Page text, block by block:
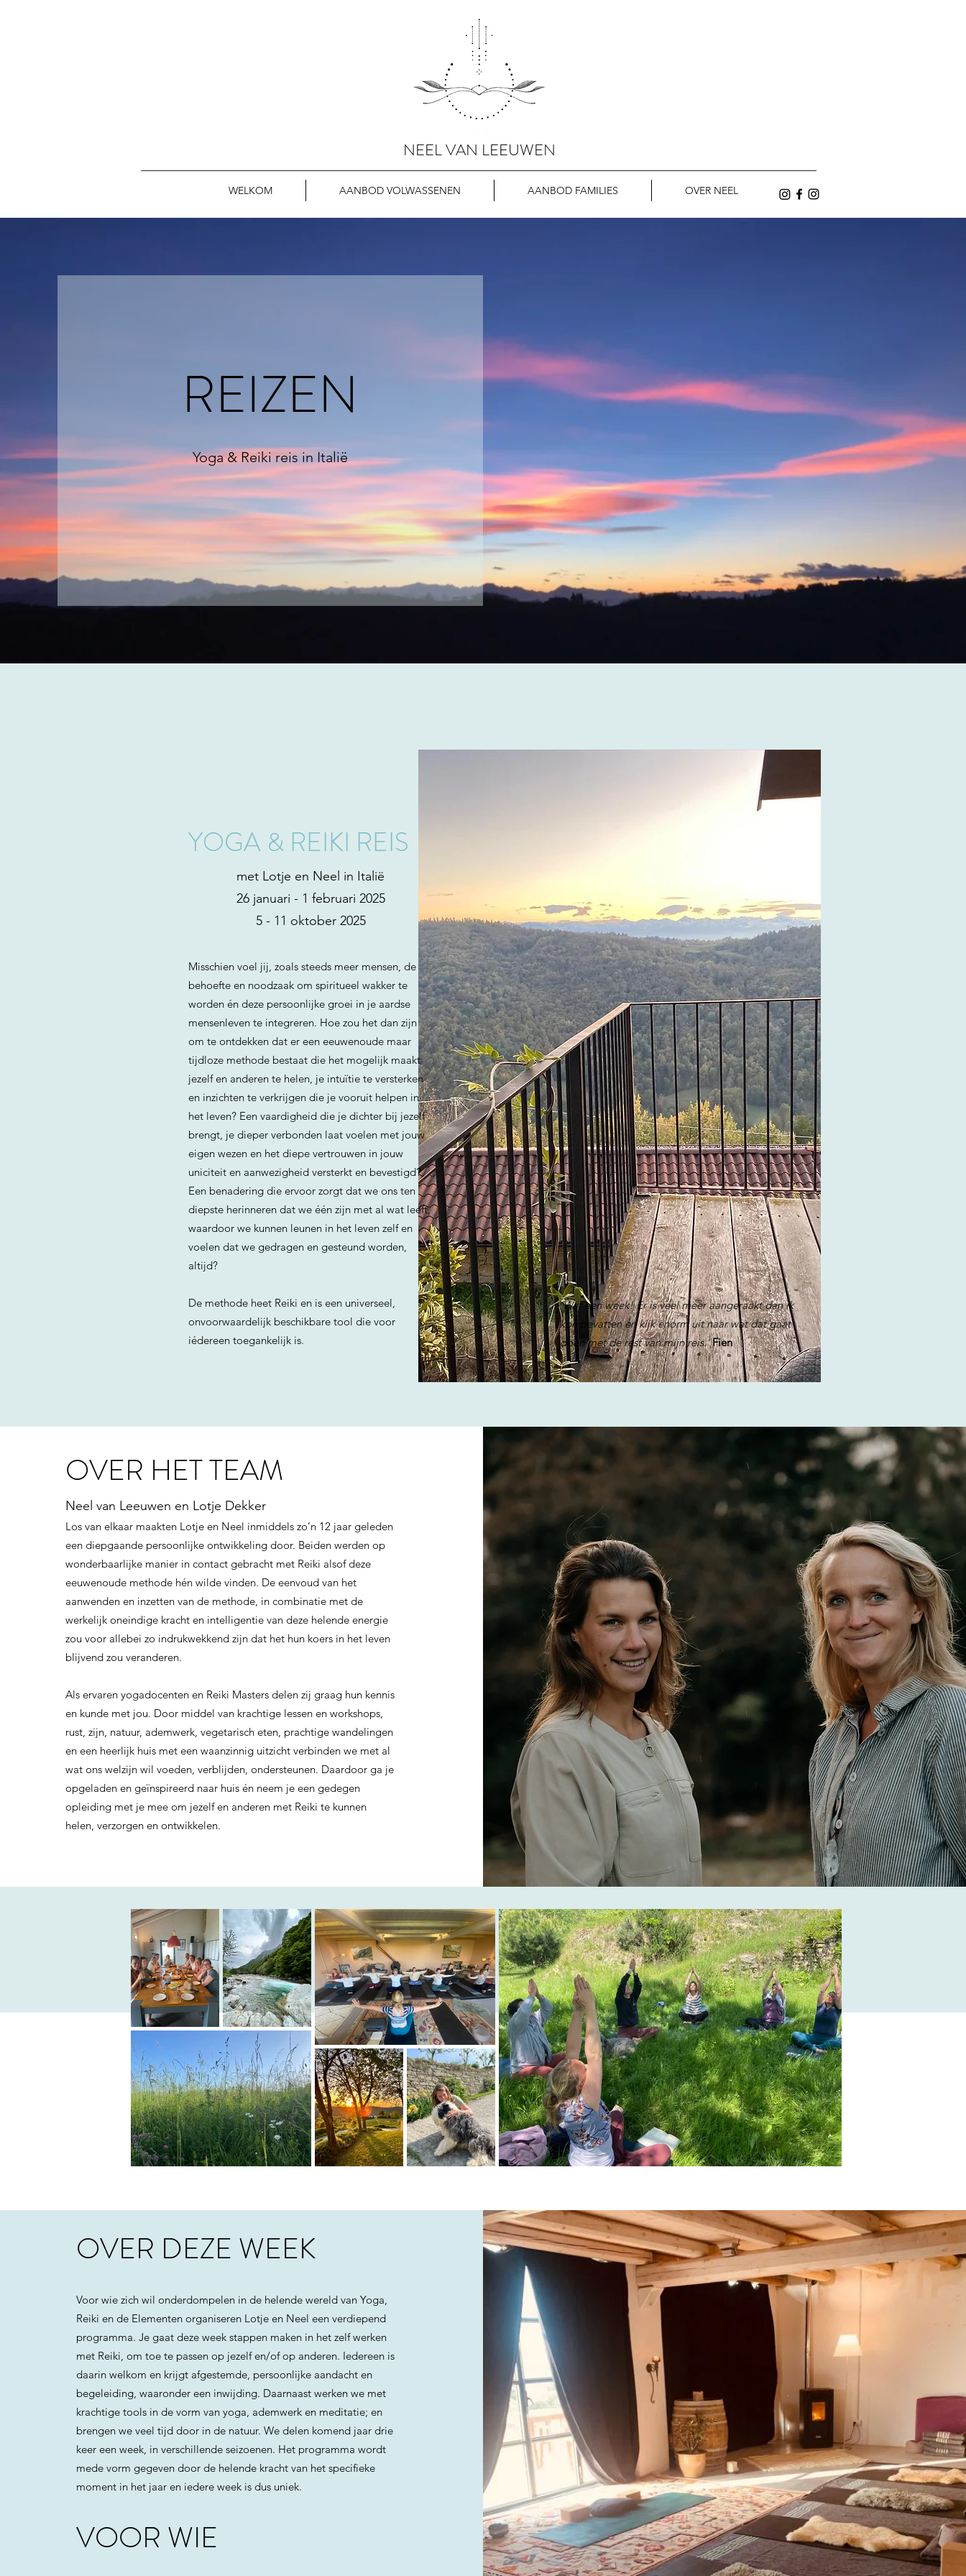
NEEL VAN LEEUWEN
WELKOM AANBOD VOLWASSENEN AANBOD FAMILIES OVER NEEL
REIZEN
Yoga & Reiki reis in Italië
YOGA & REIKI REIS
met Lotje en Neel in Italië
26 januari - 1 februari 2025
5 - 11 oktober 2025
Misschien voel jij, zoals steeds meer mensen, de
behoefte en noodzaak om spiritueel wakker te
worden én deze persoonlijke groei in je aardse
mensenleven te integreren. Hoe zou het dan zijn
om te ontdekken dat er een eeuwenoude maar
tijdloze methode bestaat die het mogelijk maakt
jezelf en anderen te helen, je intuïtie te versterken
en inzichten te verkrijgen die je vooruit helpen in
het leven? Een vaardigheid die je dichter bij jezelf
brengt, je dieper verbonden laat voelen met jouw
eigen wezen en het diepe vertrouwen in jouw
uniciteit en aanwezigheid versterkt en bevestigd?
Een benadering die ervoor zorgt dat we ons ten
diepste herinneren dat we één zijn met al wat leeft,
waardoor we kunnen leunen in het leven zelf en
voelen dat we gedragen en gesteund worden,
altijd?
De methode heet Reiki en is een universeel,
onvoorwaardelijk beschikbare tool die voor
iédereen toegankelijk is.
'Wat een week! Er is veel meer aangeraakt dan ik
kon bevatten en kijk enorm uit naar wat dat gaat
doen met de rest van mijn reis.'Fien
OVER HET TEAM
Neel van Leeuwen en Lotje Dekker
Los van elkaar maakten Lotje en Neel inmiddels zo’n 12 jaar geleden
een diepgaande persoonlijke ontwikkeling door. Beiden werden op
wonderbaarlijke manier in contact gebracht met Reiki alsof deze
eeuwenoude methode hén wilde vinden. De eenvoud van het
aanwenden en inzetten van de methode, in combinatie met de
werkelijk oneindige kracht en intelligentie van deze helende energie
zou voor allebei zo indrukwekkend zijn dat het hun koers in het leven
blijvend zou veranderen.
Als ervaren yogadocenten en Reiki Masters delen zij graag hun kennis
en kunde met jou. Door middel van krachtige lessen en workshops,
rust, zijn, natuur, ademwerk, vegetarisch eten, prachtige wandelingen
en een heerlijk huis met een waanzinnig uitzicht verbinden we met al
wat ons welzijn wil voeden, verblijden, ondersteunen. Daardoor ga je
opgeladen en geïnspireerd naar huis én neem je een gedegen
opleiding met je mee om jezelf en anderen met Reiki te kunnen
helen, verzorgen en ontwikkelen.
OVER DEZE WEEK
OVER DEZE WEEK
Voor wie zich wil onderdompelen in de helende wereld van Yoga,
Reiki en de Elementen organiseren Lotje en Neel een verdiepend
programma. Je gaat deze week stappen maken in het zelf werken
met Reiki, om toe te passen op jezelf en/of op anderen. Iedereen is
daarin welkom en krijgt afgestemde, persoonlijke aandacht en
begeleiding, waaronder een inwijding. Daarnaast werken we met
krachtige tools in de vorm van yoga, ademwerk en meditatie; en
brengen we veel tijd door in de natuur. We delen komend jaar drie
keer een week, in verschillende seizoenen. Het programma wordt
mede vorm gegeven door de helende kracht van het specifieke
moment in het jaar en iedere week is dus uniek.
VOOR WIE